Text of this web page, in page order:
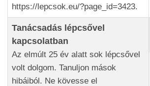
https://lepcsok.eu/?page_id=3423.
Tanácsadás lépcsővel
kapcsolatban
Az elmúlt 25 év alatt sok lépcsővel
volt dolgom. Tanuljon mások
hibáiból. Ne kövesse el